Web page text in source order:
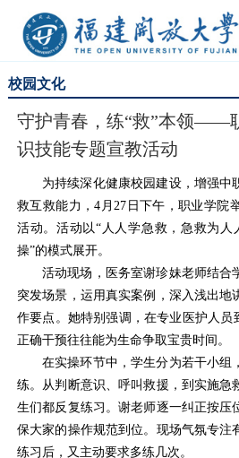
校园文化
守护青春，练“救”本领——
识技能专题宣教活动
为持续深化健康校园建设，增强中
救互救能力，4月27日下午，职业学院
活动。活动以“人人学急救，急救为人
操”的模式展开。
活动现场，医务室谢珍妹老师结合
突发场景，运用真实案例，深入浅出地
作要点。她特别强调，在专业医护人员
正确干预往往能为生命争取宝贵时间。
在实操环节中，学生分为若干小组
练。从判断意识、呼叫救援，到实施急
生们都反复练习。谢老师逐一纠正按压
保大家的操作规范到位。现场气氛专注
练习后，又主动要求多练几次。